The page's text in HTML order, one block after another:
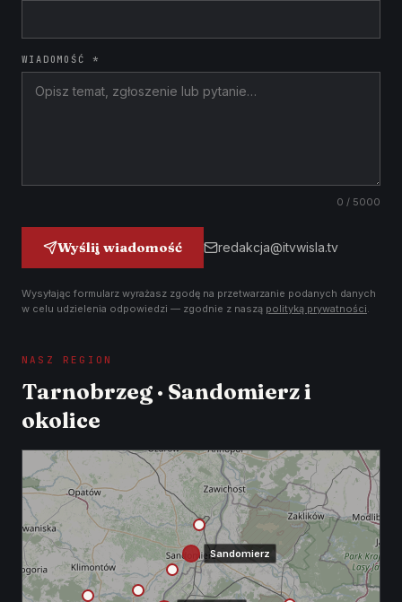
WIADOMOŚĆ *
0 / 5000
Wyślij wiadomość redakcja@itvwisla.tv
Wysyłając formularz wyrażasz zgodę na przetwarzanie podanych danych
w celu udzielenia odpowiedzi — zgodnie z naszą polityką prywatności.
NASZ REGION
Tarnobrzeg · Sandomierz i
okolice
Sandomierz